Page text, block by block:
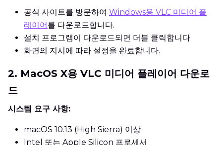
공식 사이트를 방문하여 Windows용 VLC 미디어 플
레이어 를 다운로드합니다.
설치 프로그램이 다운로드되면 더블 클릭합니다.
화면의 지시에 따라 설정을 완료합니다.
2. MacOS X용 VLC 미디어 플레이어 다운로
드
시스템 요구 사항:
macOS 10.13 (High Sierra) 이상
Intel 또는 Apple Silicon 프로세서